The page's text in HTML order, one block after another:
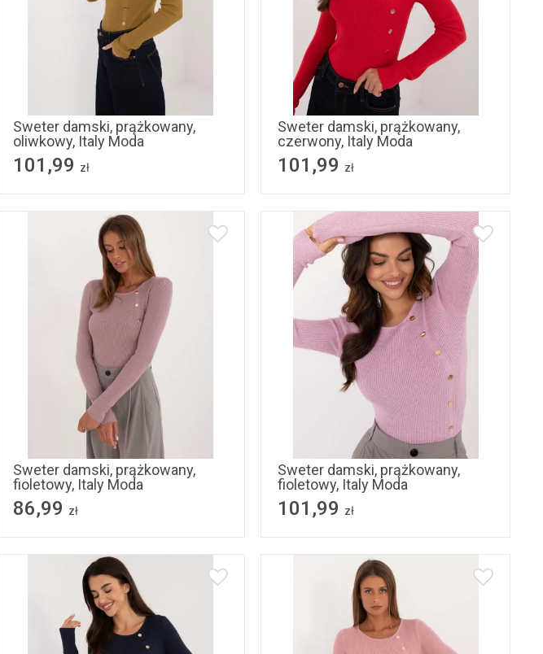
S/M
Sweter damski, prążkowany,
oliwkowy, Italy Moda
101,99 zł
L/XL
Sweter damski, prążkowany,
czerwony, Italy Moda
101,99 zł
S/M L/XL
Sweter damski, prążkowany,
fioletowy, Italy Moda
86,99 zł
L/XL
Sweter damski, prążkowany,
fioletowy, Italy Moda
101,99 zł